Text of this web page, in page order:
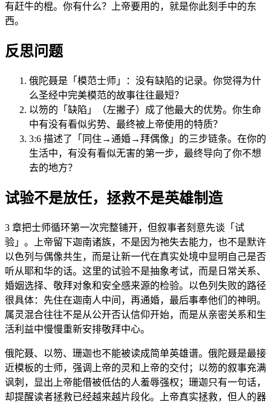
有赶牛的棍。你有什么？上帝要用的，就是你此刻手中的东
西。
反思问题
俄陀聂是「模范士师」：没有缺陷的记录。你觉得为什
么圣经中完美模范的故事往往最短？
以笏的「缺陷」（左撇子）成了他最大的优势。你生命
中有没有看似劣势、最终被上帝使用的特质？
3:6 描述了「同住→通婚→拜偶像」的三步链条。在你的
生活中，有没有看似无害的第一步，最终导向了你不想
去的地方？
试验不是放任，拯救不是英雄制造
3 章把士师循环第一次完整铺开，但叙事者刻意先谈「试
验」。上帝留下迦南诸族，不是因为祂失去能力，也不是默许
以色列与偶像共生，而是让新一代在真实处境中显明自己是否
听从耶和华的话。这里的试验不是抽象考试，而是日常关系、
婚姻选择、敬拜对象和安全感来源的检验。以色列失败的路径
很具体：先住在迦南人中间，再通婚，最后事奉他们的神明。
属灵混合往往不是从公开否认信仰开始，而是从亲密关系和生
活利益中慢慢重新安排敬拜中心。
俄陀聂、以笏、珊迦也不能被读成简单英雄谱。俄陀聂是最接
近模板的士师，强调上帝的灵和上帝的交付；以笏的叙事充满
讽刺，显出上帝能借被低估的人羞辱强权；珊迦只有一句话，
却提醒读者拯救已经越来越片段化。上帝真实拯救，但人的器